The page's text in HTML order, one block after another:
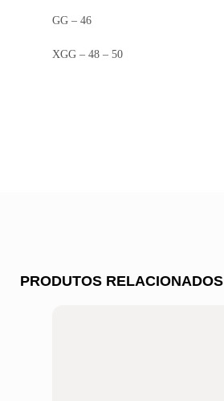
GG – 46
XGG – 48 – 50
PRODUTOS RELACIONADOS